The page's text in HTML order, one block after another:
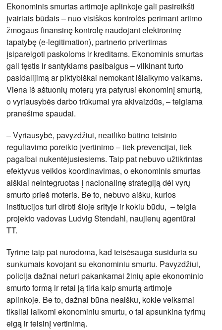
Ekonominis smurtas artimoje aplinkoje gali pasireikšti
įvairiais būdais – nuo visiškos kontrolės perimant artimo
žmogaus finansinę kontrolę naudojant elektroninę
tapatybę (e-legitimation), partnerio privertimas
įsipareigoti paskoloms ir kreditams. Ekonominis smurtas
gali tęstis ir santykiams pasibaigus – vilkinant turto
pasidalijimą ar piktybiškai nemokant išlaikymo vaikams.
Viena iš aštuonių moterų yra patyrusi ekonominį smurtą,
o vyriausybės darbo trūkumai yra akivaizdūs, – teigiama
pranešime spaudai.
– Vyriausybė, pavyzdžiui, neatliko būtino teisinio
reguliavimo poreikio įvertinimo – tiek prevencijai, tiek
pagalbai nukentėjusiesiems. Taip pat nebuvo užtikrintas
efektyvus veiklos koordinavimas, o ekonominis smurtas
aiškiai neintegruotas į nacionalinę strategiją dėl vyrų
smurto prieš moteris. Be to, nebuvo aišku, kurios
institucijos turi dirbti šioje srityje ir kokiu būdu, – teigia
projekto vadovas Ludvig Stendahl, naujienų agentūrai
TT.
Tyrime taip pat nurodoma, kad teisėsauga susiduria su
sunkumais kovojant su ekonominiu smurtu. Pavyzdžiui,
policija dažnai neturi pakankamai žinių apie ekonominio
smurto formą ir retai ją tiria kaip smurtą artimoje
aplinkoje. Be to, dažnai būna neaišku, kokie veiksmai
tiksliai laikomi ekonominiu smurtu, o tai apsunkina tyrimų
eigą ir teisinį vertinimą.